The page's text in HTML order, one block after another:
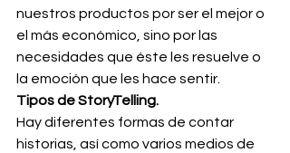
nuestros productos por ser el mejor o
el más económico, sino por las
necesidades que éste les resuelve o
la emoción que les hace sentir.
Tipos de StoryTelling.
Hay diferentes formas de contar
historias, así como varios medios de